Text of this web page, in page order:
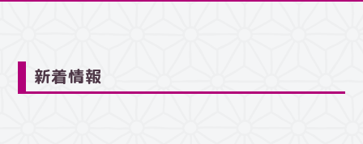
新着情報